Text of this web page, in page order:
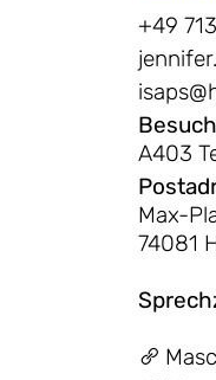
+49
A403
Max-
74081